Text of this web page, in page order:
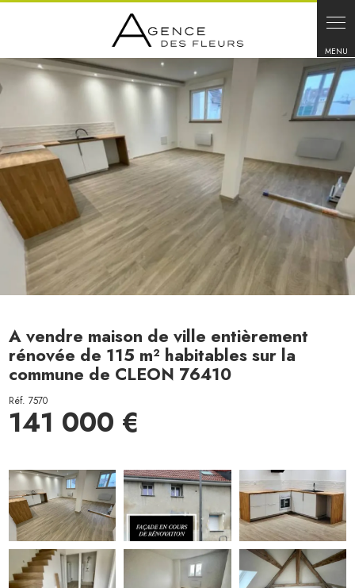
A vendre maison de ville entièrement
rénovée de 115 m² habitables sur la
commune de CLEON 76410
Réf. 7570
141 000 €
Panneau de gestion des cookies